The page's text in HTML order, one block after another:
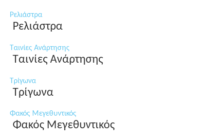
Ρελιάστρα
Ρελιάστρα
Ταινίες Ανάρτησης
Ταινίες Ανάρτησης
Τρίγωνα
Τρίγωνα
Φακός Μεγεθυντικός
Φακός Μεγεθυντικός